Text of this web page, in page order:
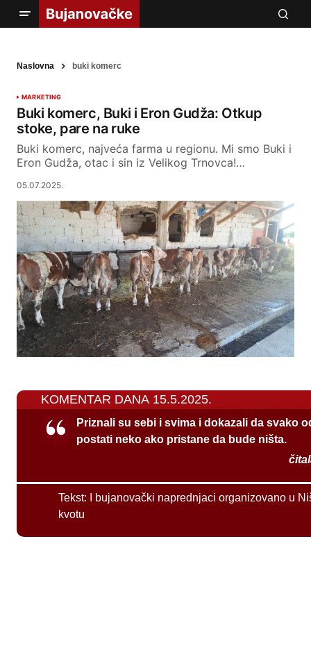
Naslovna buki komerc
MARKETING
Buki komerc, Buki i Eron Gudža: Otkup
stoke, pare na ruke
Buki komerc, najveća farma u regionu. Mi smo Buki i
Eron Gudža, otac i sin iz Velikog Trnovca!…
05.07.2025.
KOMENTAR DANA 15.5.2025.
Priznali su sebi i svima i dokazali da svako
postati neko ako pristane da bude ništa.
Tekst:
I bujanovački naprednjaci organizovano u
kvotu